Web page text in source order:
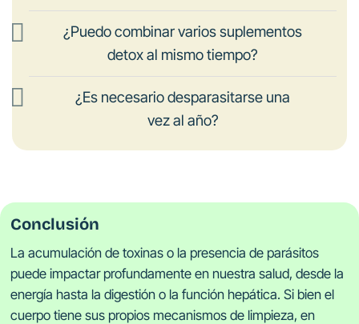
¿Puedo combinar varios suplementos
detox al mismo tiempo?
¿Es necesario desparasitarse una
vez al año?
Conclusión
La acumulación de toxinas o la presencia de parásitos
puede impactar profundamente en nuestra salud, desde la
energía hasta la digestión o la función hepática. Si bien el
cuerpo tiene sus propios mecanismos de limpieza, en